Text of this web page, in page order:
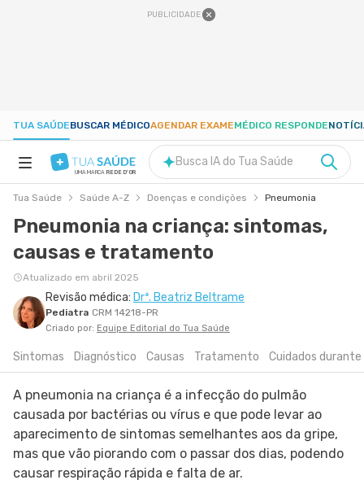
PUBLICIDADE
TUA SAÚDEBUSCAR MÉDICOAGENDAR EXAMEMÉDICO RESPONDE
NUTRIÇÃO
GRAVIDEZ
SIGA O TUA SAÚDE NAS REDES SOCIAIS
UMA MARCA REDE D'OR
Busca IA do Tua Saúde
Tua Saúde Saúde A-Z Doenças e condições Pneumonia
Pneumonia na criança: sintomas,
causas e tratamento
Atualizado em abril 2025
Revisão médica: Drª. Beatriz Beltrame
Pediatra CRM 14218-PR
Criado por: Equipe Editorial do Tua Saúde
Sintomas Diagnóstico Causas Tratamento Cuidados
A pneumonia na criança é a infecção do pulmão
causada por bactérias ou vírus e que pode levar ao
aparecimento de sintomas semelhantes aos da gripe,
mas que vão piorando com o passar dos dias, podendo
causar respiração rápida e falta de ar.